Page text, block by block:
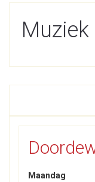
Muziek
Maandag